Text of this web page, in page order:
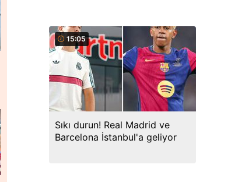
15:05
Sıkı durun! Real Madrid ve
Barcelona İstanbul'a geliyor